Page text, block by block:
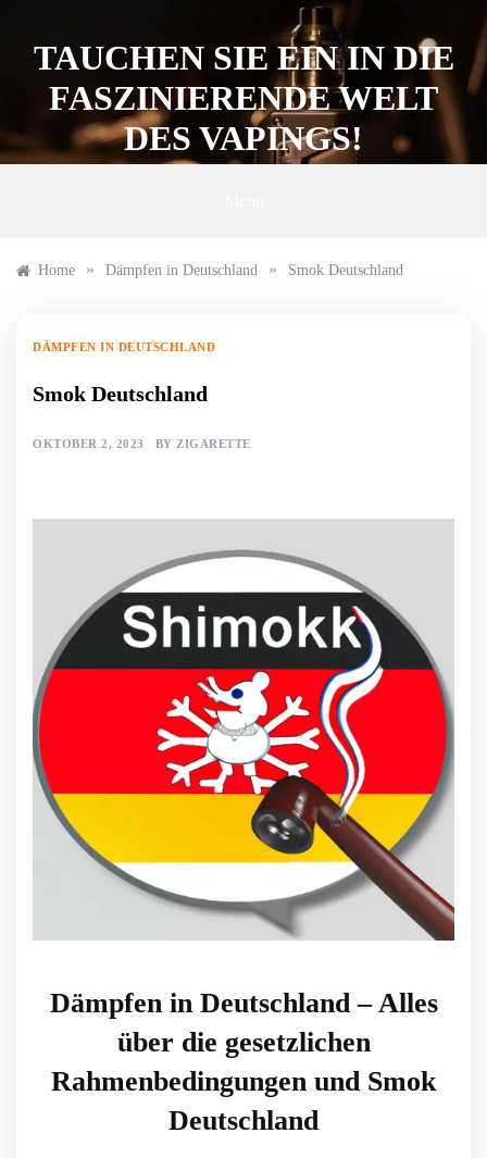
contentTAUCHEN SIE EIN IN DIE
FASZINIERENDE WELT
DES VAPINGS!
Home » Dämpfen in Deutschland » Smok Deutschland
DÄMPFEN IN DEUTSCHLAND
Smok Deutschland
OKTOBER 2, 2023 BY ZIGARETTE
Dämpfen in Deutschland – Alles
über die gesetzlichen
Rahmenbedingungen und Smok
Deutschland